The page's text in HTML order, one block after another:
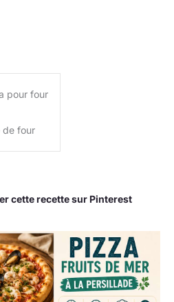
pour four
de four
cette recette sur Pinterest